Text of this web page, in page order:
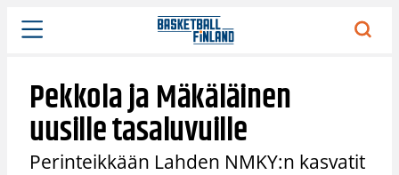
Siirry
sisältöön
Pekkola ja Mäkäläinen
uusille tasaluvuille
Perinteikkään Lahden NMKY:n kasvatit